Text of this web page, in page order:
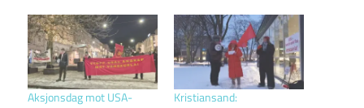
Aksjonsdag mot USA-
Kristiansand: